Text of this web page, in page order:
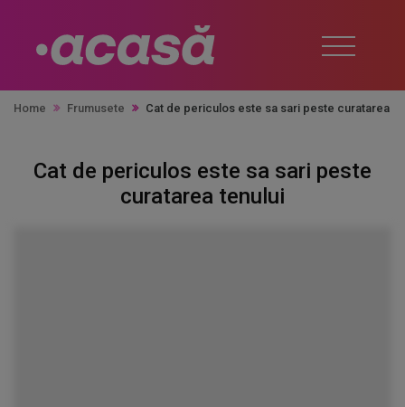
Home Frumusete Cat de periculos este sa sari peste curatarea
Cat de periculos este sa sari peste
curatarea tenului